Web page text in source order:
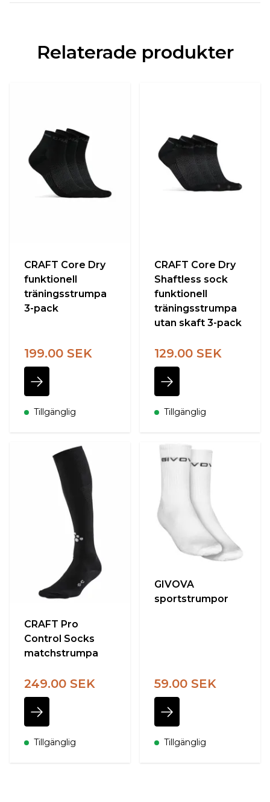
Relaterade produkter
CRAFT Core Dry
funktionell
träningsstrumpa
3-pack
199.00 SEK
Tillgänglig
CRAFT Core Dry
Shaftless sock
funktionell
träningsstrumpa
utan skaft 3-pack
129.00 SEK
Tillgänglig
CRAFT Pro
Control Socks
matchstrumpa
249.00 SEK
Tillgänglig
GIVOVA
sportstrumpor
59.00 SEK
Tillgänglig